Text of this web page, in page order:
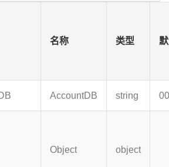
名称 类型
AccountDB string
Object object